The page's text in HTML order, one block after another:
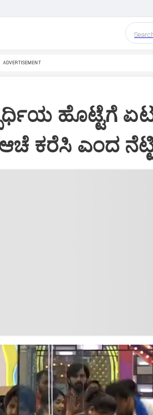
ADVERTISEMENT
ಹೊಟ್ಟೆಗೆ
ಕರೆಸಿ ಎಂದ